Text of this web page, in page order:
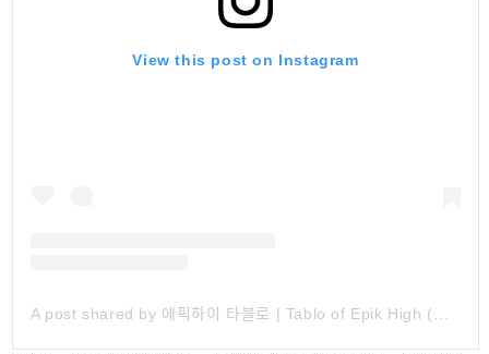
View this post on Instagram
A post shared by 에픽하이 타블로 | Tablo of Epik High (@blobyblo)